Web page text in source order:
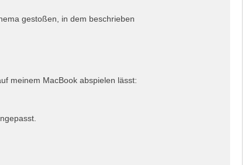
gestoßen, in dem beschrieben
meinem MacBook abspielen lässt: